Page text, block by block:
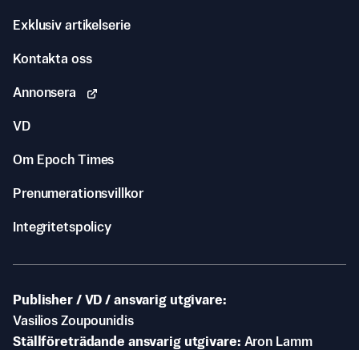
Exklusiv artikelserie
Kontakta oss
Annonsera
VD
Om Epoch Times
Prenumerationsvillkor
Integritetspolicy
Publisher / VD / ansvarig utgivare
Vasilios Zoupounidis
Ställföreträdande ansvarig utgivare Aron Lamm